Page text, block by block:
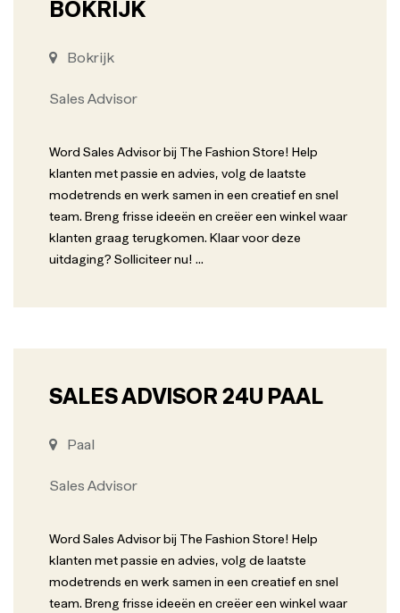
BOKRIJK
Bokrijk
Sales Advisor
Word Sales Advisor bij The Fashion Store! Help
klanten met passie en advies, volg de laatste
modetrends en werk samen in een creatief en snel
team. Breng frisse ideeën en creëer een winkel waar
klanten graag terugkomen. Klaar voor deze
uitdaging? Solliciteer nu! ...
SALES ADVISOR 24U PAAL
Paal
Sales Advisor
Word Sales Advisor bij The Fashion Store! Help
klanten met passie en advies, volg de laatste
modetrends en werk samen in een creatief en snel
team. Breng frisse ideeën en creëer een winkel waar